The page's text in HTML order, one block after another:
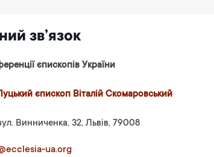
зв’язок
єпископів України
єпископ Віталій Скомаровський
Винниченка, 32, Львів, 79008
ua.org